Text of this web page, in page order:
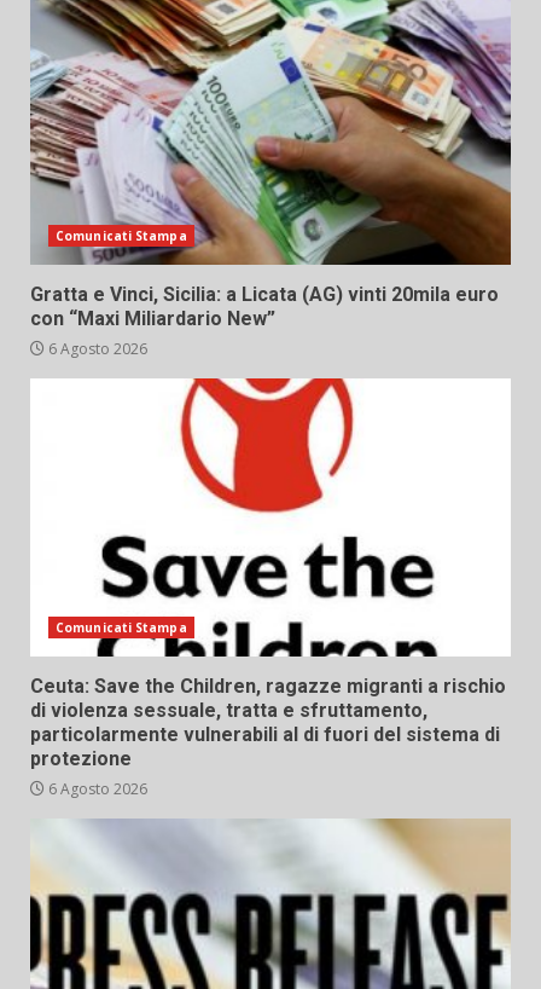
Comunicati Stampa
Gratta e Vinci, Sicilia: a Licata (AG) vinti 20mila euro
con “Maxi Miliardario New”
6 Agosto 2026
Comunicati Stampa
Ceuta: Save the Children, ragazze migranti a rischio
di violenza sessuale, tratta e sfruttamento,
particolarmente vulnerabili al di fuori del sistema di
protezione
6 Agosto 2026